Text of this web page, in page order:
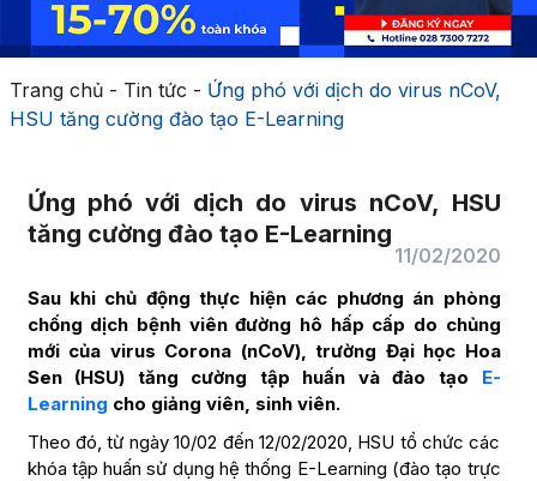
Trang chủ- Tin tức - Ứng phó với dịch do virus nCoV,
HSU tăng cường đào tạo E-Learning
Ứng phó với dịch do virus nCoV, HSU
tăng cường đào tạo E-Learning
11/02/2020
Sau khi chủ động thực hiện các phương án phòng
chống dịch bệnh viên đường hô hấp cấp do chủng
mới của virus Corona (nCoV), trường Đại học Hoa
Sen (HSU) tăng cường tập huấn và đào tạo E-
Learning cho giảng viên, sinh viên.
Theo đó, từ ngày 10/02 đến 12/02/2020, HSU tổ chức các
khóa tập huấn sử dụng hệ thống E-Learning (đào tạo trực